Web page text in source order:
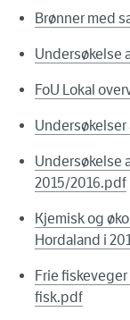
Brønner med
Undersøkelse
FoU Lokal
Undersøkelse
2015/2016.pdf
Kjemisk og
Hordaland i
Frie
fisk.pdf